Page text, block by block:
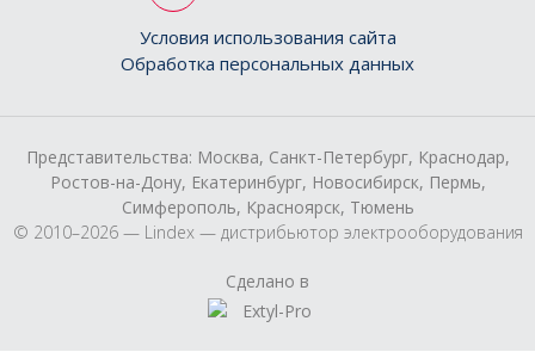
Условия использования сайта
Обработка персональных данных
Представительства: Москва, Санкт-Петербург, Краснодар,
Ростов-на-Дону, Екатеринбург, Новосибирск, Пермь,
Симферополь, Красноярск, Тюмень
© 2010–2026 — Lindex — дистрибьютор электрооборудования
Сделано в